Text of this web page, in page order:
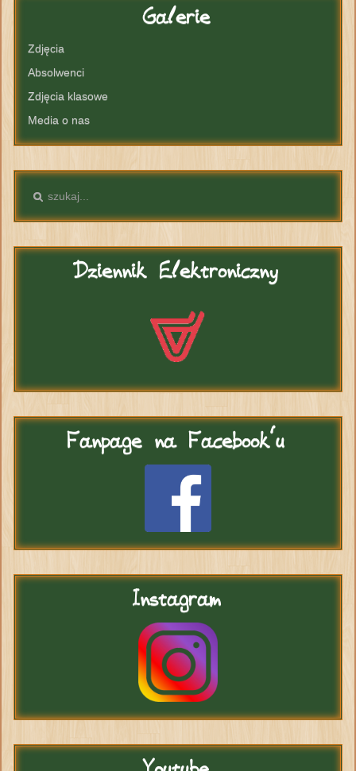
Galerie
Zdjęcia
Absolwenci
Zdjęcia klasowe
Media o nas
DziennikElektroniczny
Fanpagena Facebook'u
Instagram